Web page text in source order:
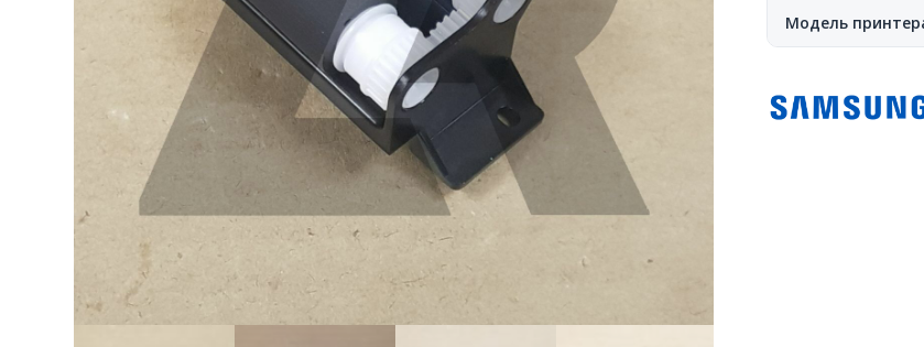
4195/6260,
JC93-
(o)
Модель